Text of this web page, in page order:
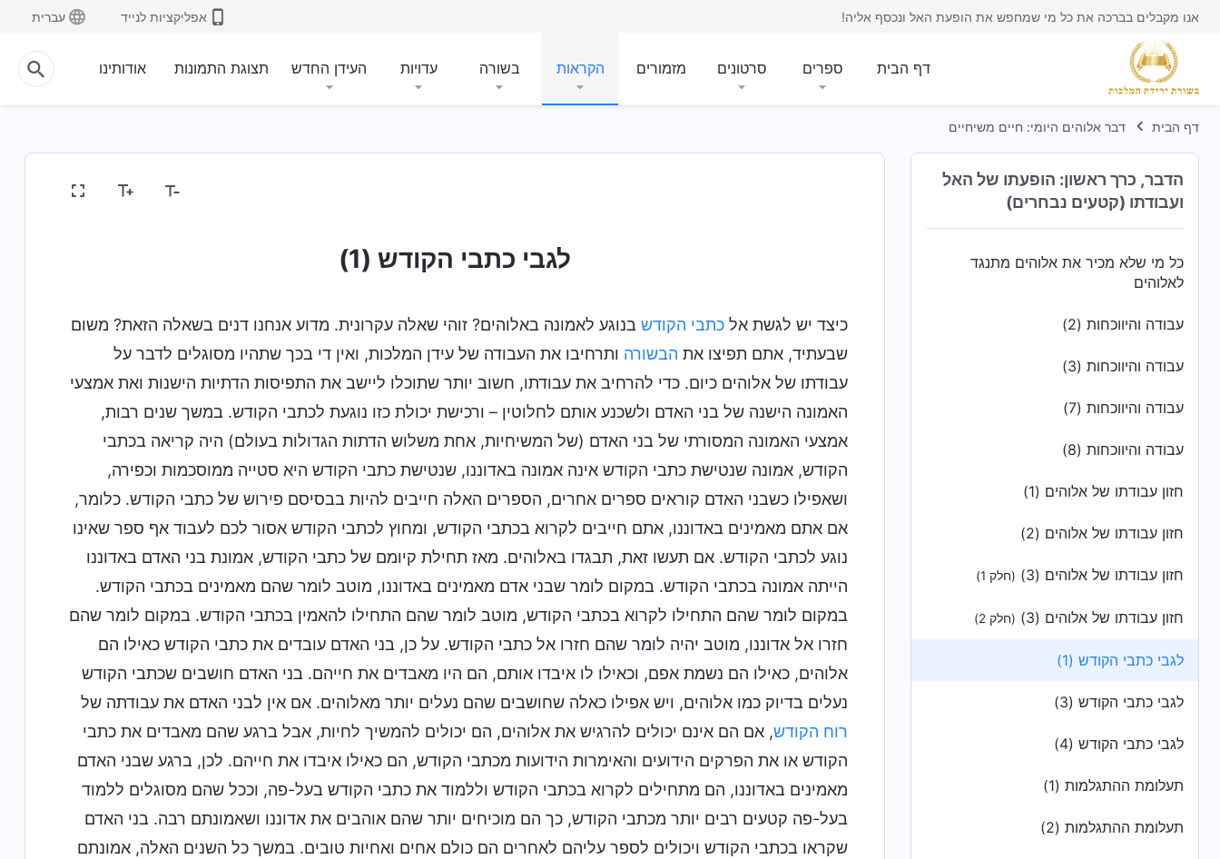
אנו מקבלים בברכה את כל מי שמחפש את הופעת האל ונכסף אליה! אפליקציות לנייד עברית
דף הבית ספרים סרטונים מזמורים הקראות בשורה עדויות העידן החדש תצוגת התמונות אודותינו
דף הבית דבר אלוהים היומי: חיים משיחיים
הדבר, כרך ראשון: הופעתו של האל
ועבודתו (קטעים נבחרים)
להפוך למושלמים
עבודתה של רוח הקודש ועבודתו של השטן
אזהרה למי שלא מנהיג את האמת
עליכם לשמר את מסירותכם לאלוהים
האם התעוררתם לחיים?
כל מי שלא מכיר את אלוהים מתנגד
לאלוהים
עבודה והיווכחות (2)
עבודה והיווכחות (3)
עבודה והיווכחות (7)
עבודה והיווכחות (8)
חזון עבודתו של אלוהים (1)
חזון עבודתו של אלוהים (2)
חזון עבודתו של אלוהים (3) (חלק 1)
חזון עבודתו של אלוהים (3) (חלק 2)
לגבי כתבי הקודש (1)
לגבי כתבי הקודש (3)
לגבי כתבי הקודש (4)
תעלומת ההתגלמות (1)
תעלומת ההתגלמות (2)
לגבי כתבי הקודש (1)
כיצד יש לגשת אלכתבי הקודש בנוגע לאמונה באלוהים? זוהי שאלה עקרונית. מדוע אנחנו דנים בשאלה הזאת? משום
שבעתיד, אתם תפיצו את הבשורה ותרחיבו את העבודה של עידן המלכות, ואין די בכך שתהיו מסוגלים לדבר על
עבודתו של אלוהים כיום. כדי להרחיב את עבודתו, חשוב יותר שתוכלו ליישב את התפיסות הדתיות הישנות ואת אמצעי
האמונה הישנה של בני האדם ולשכנע אותם לחלוטין – ורכישת יכולת כזו נוגעת לכתבי הקודש. במשך שנים רבות,
אמצעי האמונה המסורתי של בני האדם (של המשיחיות, אחת משלוש הדתות הגדולות בעולם) היה קריאה בכתבי
הקודש, אמונה שנטישת כתבי הקודש אינה אמונה באדוננו, שנטישת כתבי הקודש היא סטייה ממוסכמות וכפירה,
ושאפילו כשבני האדם קוראים ספרים אחרים, הספרים האלה חייבים להיות בבסיסם פירוש של כתבי הקודש. כלומר,
אם אתם מאמינים באדוננו, אתם חייבים לקרוא בכתבי הקודש, ומחוץ לכתבי הקודש אסור לכם לעבוד אף ספר שאינו
נוגע לכתבי הקודש. אם תעשו זאת, תבגדו באלוהים. מאז תחילת קיומם של כתבי הקודש, אמונת בני האדם באדוננו
הייתה אמונה בכתבי הקודש. במקום לומר שבני אדם מאמינים באדוננו, מוטב לומר שהם מאמינים בכתבי הקודש.
במקום לומר שהם התחילו לקרוא בכתבי הקודש, מוטב לומר שהם התחילו להאמין בכתבי הקודש. במקום לומר שהם
חזרו אל אדוננו, מוטב יהיה לומר שהם חזרו אל כתבי הקודש. על כן, בני האדם עובדים את כתבי הקודש כאילו הם
אלוהים, כאילו הם נשמת אפם, וכאילו לו איבדו אותם, הם היו מאבדים את חייהם. בני האדם חושבים שכתבי הקודש
נעלים בדיוק כמו אלוהים, ויש אפילו כאלה שחושבים שהם נעלים יותר מאלוהים. אם אין לבני האדם את עבודתה של
רוח הקודש, אם הם אינם יכולים להרגיש את אלוהים, הם יכולים להמשיך לחיות, אבל ברגע שהם מאבדים את כתבי
הקודש או את הפרקים הידועים והאימרות הידועות מכתבי הקודש, הם כאילו איבדו את חייהם. לכן, ברגע שבני האדם
מאמינים באדוננו, הם מתחילים לקרוא בכתבי הקודש וללמוד את כתבי הקודש בעל-פה, וככל שהם מסוגלים ללמוד
בעל-פה קטעים רבים יותר מכתבי הקודש, כך הם מוכיחים יותר שהם אוהבים את אדוננו ושאמונתם רבה. בני האדם
שקראו בכתבי הקודש ויכולים לספר עליהם לאחרים הם כולם אחים ואחיות טובים. במשך כל השנים האלה, אמונתם